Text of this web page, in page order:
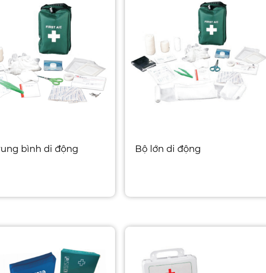
bình di động Bộ lớn di động